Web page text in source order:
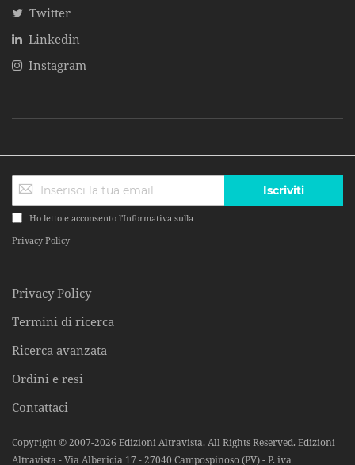
Twitter
Linkedin
Instagram
Ho letto e acconsento l'Informativa sulla
Privacy Policy
Iscriviti
Privacy Policy
Termini di ricerca
Ricerca avanzata
Ordini e resi
Contattaci
Copyright © 2007-2026 Edizioni Altravista. All Rights Reserved. Edizioni
Altravista - Via Albericia 17 - 27040 Campospinoso (PV) - P. iva